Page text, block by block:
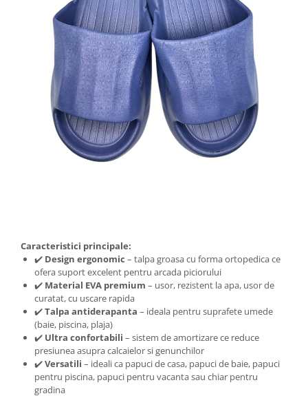
Caracteristici principale:
✔️ Design ergonomic – talpa groasa cu forma ortopedica ce
ofera suport excelent pentru arcada piciorului
✔️ Material EVA premium – usor, rezistent la apa, usor de
curatat, cu uscare rapida
✔️Talpa antiderapanta – ideala pentru suprafete umede
(baie, piscina, plaja)
✔️ Ultra confortabili – sistem de amortizare ce reduce
presiunea asupra calcaielor si genunchilor
✔️Versatili – ideali ca papuci de casa, papuci de baie, papuci
pentru piscina, papuci pentru vacanta sau chiar pentru
gradina